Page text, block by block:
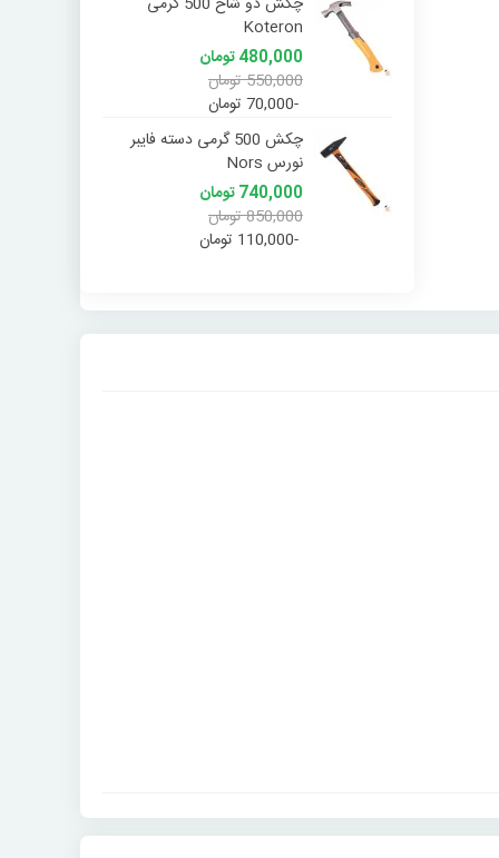
Koteron
480,000 تومان
550,000 تومان
-70,000 تومان
چکش 500 گرمی دسته فایبر
نورس Nors
740,000 تومان
850,000 تومان
-110,000 تومان